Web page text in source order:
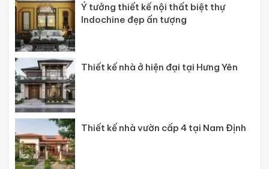
Ý tưởng thiết kế nội thất biệt thự
Indochine đẹp ấn tượng
Thiết kế nhà ở hiện đại tại Hưng Yên
Thiết kế nhà vườn cấp 4 tại Nam Định